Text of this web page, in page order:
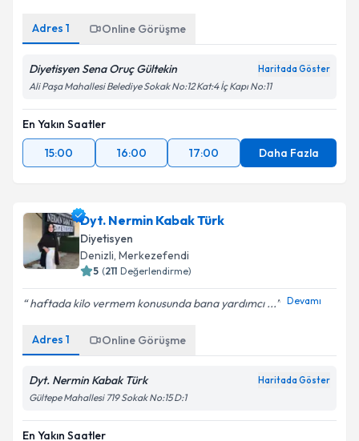
Adres 1 Online Görüşme
Diyetisyen Sena Oruç Gültekin Haritada Göster
Ali Paşa Mahallesi Belediye Sokak No:12 Kat:4 İç Kapı No:11
En Yakın Saatler
15:00
16:00 17:00 Daha Fazla
Dyt. Nermin Kabak Türk
Diyetisyen
Denizli, Merkezefendi
5 (211 Değerlendirme)
haftada kilo vermem konusunda bana yardımcı ... Devamı
Adres 1 Online Görüşme
Dyt. Nermin Kabak Türk Haritada Göster
Gültepe Mahallesi 719 Sokak No:15 D:1
En Yakın Saatler